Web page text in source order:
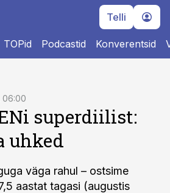
Telli
TOPid Podcastid Konverentsid
06:00
superdiilist:
uhked
väga rahul – ostsime
aastat tagasi (augustis